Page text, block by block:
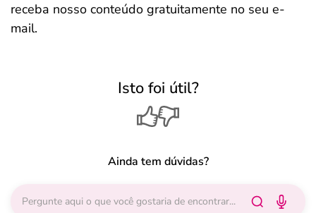
receba nosso conteúdo gratuitamente no seu e-
mail.
Isto foi útil?
Ainda tem dúvidas?